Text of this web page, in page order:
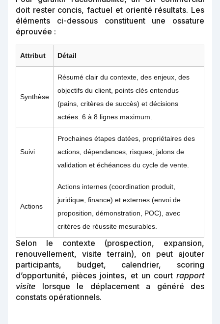
doit rester concis, factuel et orienté résultats. Les
éléments ci-dessous constituent une ossature
éprouvée :
Attribut Détail
Synthèse
Résumé clair du contexte, des enjeux, des
objectifs du client, points clés entendus
(pains, critères de succès) et décisions
actées. 6 à 8 lignes maximum.
Suivi
Prochaines étapes datées, propriétaires des
actions, dépendances, risques, jalons de
validation et échéances du cycle de vente.
Actions
Actions internes (coordination produit,
juridique, finance) et externes (envoi de
proposition, démonstration, POC), avec
critères de réussite mesurables.
Selon le contexte (prospection, expansion,
renouvellement, visite terrain), on peut ajouter
participants, budget, calendrier, scoring
d’opportunité, pièces jointes, et un court rapport
visite lorsque le déplacement a généré des
constats opérationnels.